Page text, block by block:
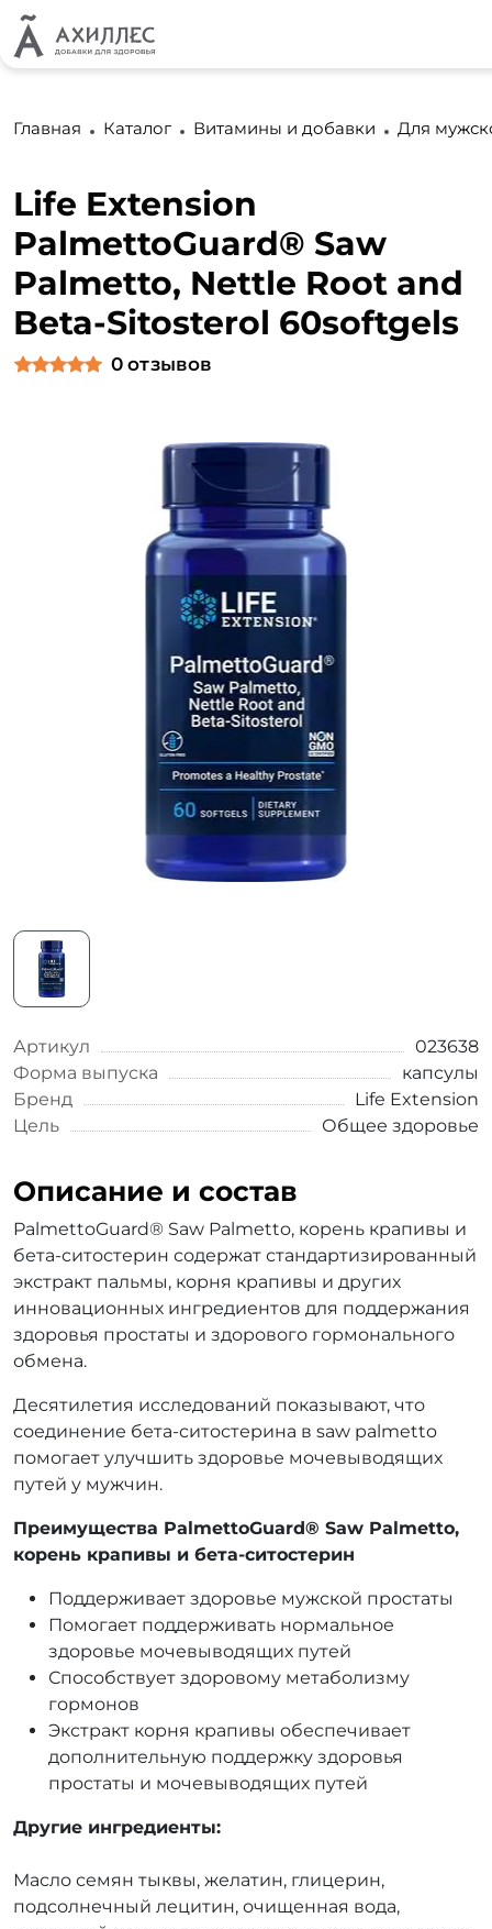
Главная Каталог Витамины и добавки Для
Life Extension
PalmettoGuard® Saw
Palmetto, Nettle Root and
Beta-Sitosterol 60softgels
0 отзывов
Артикул
023638
Форма выпуска
капсулы
Бренд
Life Extension
Цель
Общее здоровье
Описание и состав
PalmettoGuard® Saw Palmetto, корень крапивы и
бета-ситостерин содержат стандартизированный
экстракт пальмы, корня крапивы и других
инновационных ингредиентов для поддержания
здоровья простаты и здорового гормонального
обмена.
Десятилетия исследований показывают, что
соединение бета-ситостерина в saw palmetto
помогает улучшить здоровье мочевыводящих
путей у мужчин.
Преимущества PalmettoGuard® Saw Palmetto,
корень крапивы и бета-ситостерин
Поддерживает здоровье мужской простаты
Помогает поддерживать нормальное
здоровье мочевыводящих путей
Способствует здоровому метаболизму
гормонов
Экстракт корня крапивы обеспечивает
дополнительную поддержку здоровья
простаты и мочевыводящих путей
Другие ингредиенты:
Масло семян тыквы, желатин, глицерин,
подсолнечный лецитин, очищенная вода,